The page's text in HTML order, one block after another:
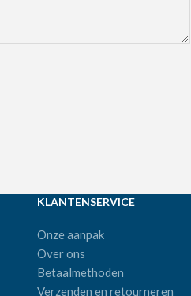
KLANTENSERVICE
Onze aanpak
Over ons
Betaalmethoden
Verzenden en retourneren